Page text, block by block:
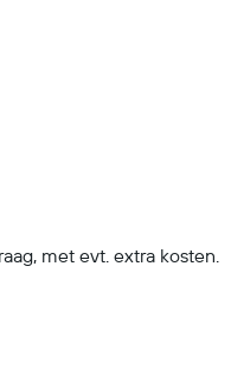
met evt. extra kosten.